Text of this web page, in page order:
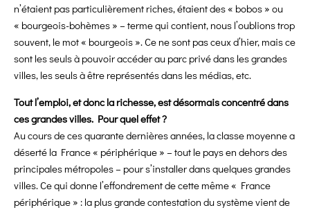
n’étaient pas particulièrement riches, étaient des « bobos » ou
« bourgeois-bohèmes » – terme qui contient, nous l’oublions trop
souvent, le mot « bourgeois ». Ce ne sont pas ceux d’hier, mais ce
sont les seuls à pouvoir accéder au parc privé dans les grandes
villes, les seuls à être représentés dans les médias, etc.
Tout l’emploi, et donc la richesse, est désormais concentré dans
ces grandes villes. Pour quel effet ?
Au cours de ces quarante dernières années, la classe moyenne a
déserté la France « périphérique » – tout le pays en dehors des
principales métropoles – pour s’installer dans quelques grandes
villes. Ce qui donne l’effondrement de cette même « France
périphérique » : la plus grande contestation du système vient de